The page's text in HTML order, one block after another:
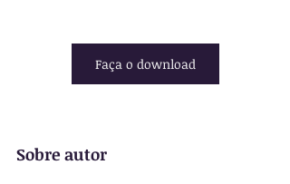
Faça o download
Sobre autor